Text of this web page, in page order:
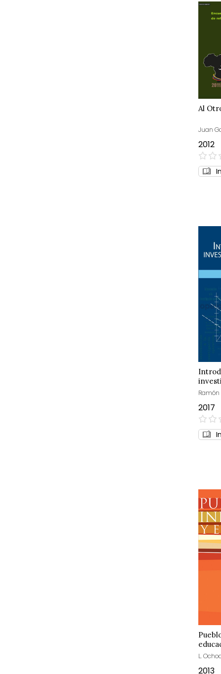
Al
Juan
2012
0%
Ramón
2017
0%
L.
2013